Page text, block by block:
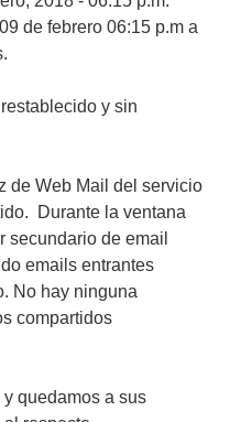
09 de febrero 06:15 p.m a
y sin
de Web Mail del servicio
Durante la ventana
secundario de email
emails entrantes
No hay ninguna
compartidos
quedamos a sus